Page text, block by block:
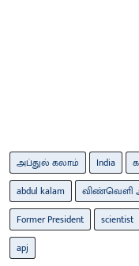
அப்துல் கலாம் India
abdul kalam
விண்வெளி
Former President
scientist
apj